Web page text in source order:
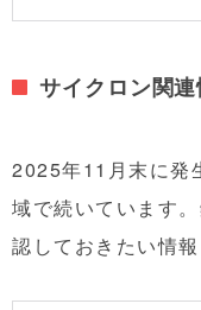
サイクロン関連
2025年11月末に発
域で続いています
認しておきたい情